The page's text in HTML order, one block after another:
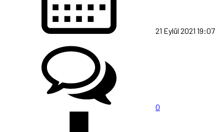
21 Eylül 2021 19:07
0